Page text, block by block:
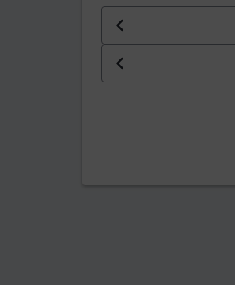
Datum der Hinfahrt
Uhrzeit der Hinfahrt